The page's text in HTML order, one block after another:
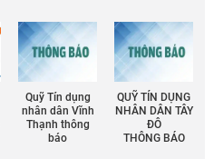
Quỹ Tín dụng
nhân dân Vĩnh
Thạnh thông
báo
QUỸ TÍN DỤNG
NHÂN DÂN TÂY
ĐÔ
THÔNG BÁO